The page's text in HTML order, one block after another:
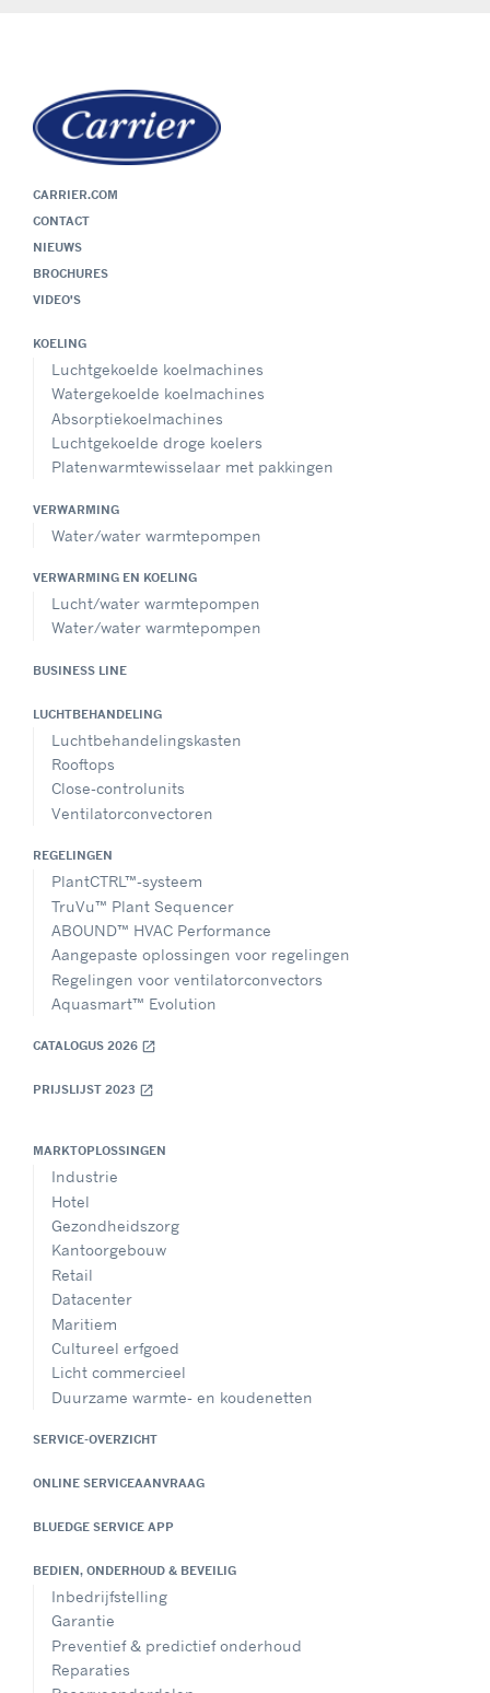
CARRIER.COM
CONTACT
NIEUWS
BROCHURES
VIDEO'S
KOELING
Luchtgekoelde koelmachines
Watergekoelde koelmachines
Absorptiekoelmachines
Luchtgekoelde droge koelers
Platenwarmtewisselaar met pakkingen
VERWARMING
Water/water warmtepompen
VERWARMING EN KOELING
Lucht/water warmtepompen
Water/water warmtepompen
BUSINESS LINE
LUCHTBEHANDELING
Luchtbehandelingskasten
Rooftops
Close-controlunits
Ventilatorconvectoren
REGELINGEN
PlantCTRL™-systeem
TruVu™ Plant Sequencer
ABOUND™ HVAC Performance
Aangepaste oplossingen voor regelingen
Regelingen voor ventilatorconvectors
Aquasmart™ Evolution
CATALOGUS 2026 open_in_new
PRIJSLIJST 2023 open_in_new
MARKTOPLOSSINGEN
Industrie
Hotel
Gezondheidszorg
Kantoorgebouw
Retail
Datacenter
Maritiem
Cultureel erfgoed
Licht commercieel
Duurzame warmte- en koudenetten
SERVICE-OVERZICHT
ONLINE SERVICEAANVRAAG
BLUEDGE SERVICE APP
BEDIEN, ONDERHOUD & BEVEILIG
Inbedrijfstelling
Garantie
Preventief & predictief onderhoud
Reparaties